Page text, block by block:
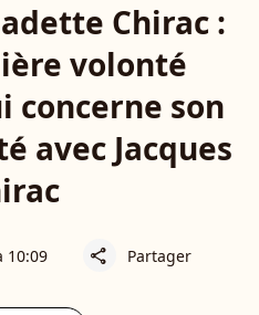
Chirac :
volonté
concerne son
avec Jacques
10:09 share Partager